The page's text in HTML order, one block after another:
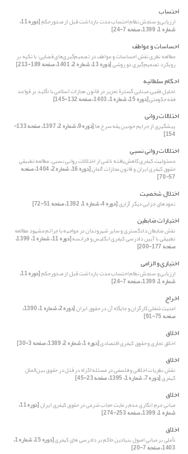
احتساب
ارزیابی و سنجش نظام احتساب مدت بازداشت قبل از صدورحکم [دوره 11،
شماره 1، 1399، صفحه 7-24]
احساسات و عواطف
مطالعه نظری نقش احساسات و عواطف در تصمیم‌گیری‌های قضایی؛ با تکیه بر
رویکرد تصمیم‌گیری دو روشی[دوره 13، شماره 2، 1401، صفحه 189-213]
احکام سلطانیه
تحلیل فقهی– مبنایی گسترۀ تعزیر در قانون مجازات اسلامی با تأکید بر قواعد
فقه حکومتی[دوره 15، شماره 1، 1403، صفحه 132-145]
اختلالات روانی
پیشگیری از جرایم خونین یقه سرخ ها [دوره 9، شماره 2، 1397، صفحه 133-
154]
اختلالات روانی نسبی
مسئولیت کیفری کاهش‌یافته ناشی از اختلالات روانی نسبی، مطالعه تطبیقی
حقوق کیفری ایران و قانون مجازات آلمان [دوره 16، شماره 2، 1404، صفحه
57-70]
اختلال شخصیت
نمودهای جزایی دیگر آزاری[دوره 4، شماره 1، 1392، صفحه 51-72]
اختیارات ضابطین
نقش ضابطان دادگستری و سایر شهروندان در مواجهه با جرائم مشهود مطالعه
تطبیقی با آیین دادرسی کیفری انگلیس و فرانسه [دوره 11، شماره 1، 1399،
صفحه 177-200]
اختیاری و الزامی
ارزیابی و سنجش نظام احتساب مدت بازداشت قبل از صدورحکم [دوره 11،
شماره 1، 1399، صفحه 7-24]
اخراج
امنیت شغلی کارگران و جایگاه آن در حقوق ایران [دوره 2، شماره 1، 1390،
صفحه 75-91]
اخلاق
اخلاق تجاری و حقوق کیفری اقتصادی[دوره 1، شماره 2، 1389، صفحه 3-30]
اخلاق
نقش نظریات اخلاقی و فلسفی در مسئله اکراه در قتل در حقوق بین‌الملل
کیفری[دوره 7، شماره 1، 1395، صفحه 23-45]
اخلاق
مبانی جرم انگاری عدم رعایت حجاب شرعی در حقوق کیفری ایران [دوره 11،
شماره 1، 1399، صفحه 253-274]
اخلاق
تأملی بر مبانی اصول بنیادین حاکم بر دادرسی های کیفری [دوره 15، شماره 1،
1403، صفحه 7-20]